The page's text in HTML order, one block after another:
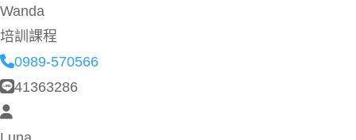
Wanda
培訓課程
0989-570566
41363286